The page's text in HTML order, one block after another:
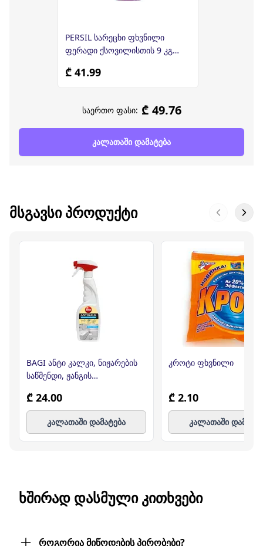
PERSIL სარეცხი ფხვნილი
ფერადი ქსოვილისთის 9 კგ
₾ 41.99
საერთო ფასი: ₾ 49.76
კალათაში დამატება
ᲛᲡᲒᲐᲕᲡᲘ ᲞᲠᲝᲓᲣᲥᲢᲘ
BAGI ანტი კალკი, ნიჟარების
საწმენდი, ჟანგის
₾ 24.00
კალათაში დამატება
კროტი ფხვნილი
₾ 2.10
კალათაში
ᲮᲨᲘᲠᲐᲓ ᲓᲐᲡᲛᲣᲚᲘ ᲙᲘᲗᲮᲕᲔᲑᲘ
როგორია მიწოდების პირობები?